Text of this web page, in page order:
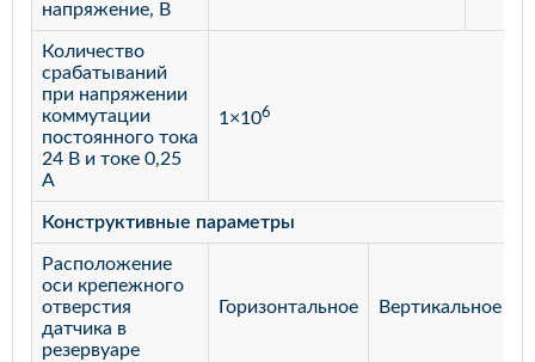
напряжение, В
Количество
срабатываний
при напряжении
коммутации
постоянного тока
24 В и токе 0,25
А
1×106
Конструктивные параметры
Расположение
оси крепежного
отверстия
датчика в
резервуаре
Горизонтальное Вертикальное